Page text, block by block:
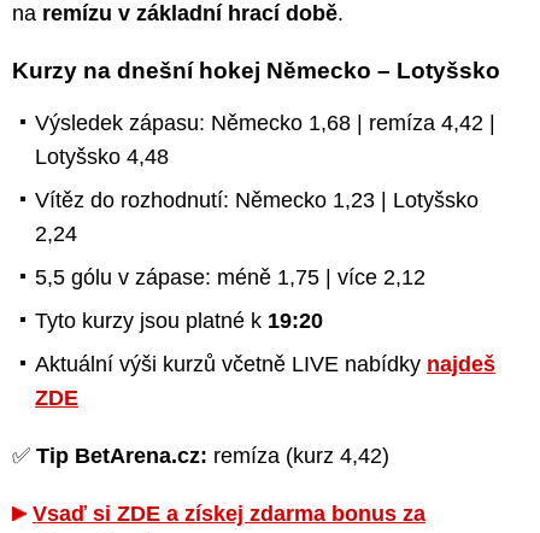
na remízu v základní hrací době.
Kurzy na dnešní hokej Německo – Lotyšsko
Výsledek zápasu: Německo 1,68 | remíza 4,42 |
Lotyšsko 4,48
Vítěz do rozhodnutí: Německo 1,23 | Lotyšsko
2,24
5,5 gólu v zápase: méně 1,75 | více 2,12
Tyto kurzy jsou platné k 19:20
Aktuální výši kurzů včetně LIVE nabídky najdeš
ZDE
✅ Tip BetArena.cz: remíza (kurz 4,42)
Vsaď si ZDE a získej zdarma bonus za